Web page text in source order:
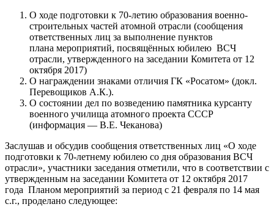
О ходе подготовки к 70-летию образования военно-
строительных частей атомной отрасли (сообщения
ответственных лиц за выполнение пунктов
плана мероприятий, посвящённых юбилею ВСЧ
отрасли, утвержденного на заседании Комитета от 12
октября 2017)
О награждении знаками отличия ГК «Росатом» (докл.
Перевощиков А.К.).
О состоянии дел по возведению памятника курсанту
военного училища атомного проекта СССР
(информация — В.Е. Чеканова)
Заслушав и обсудив сообщения ответственных лиц «О ходе
подготовки к 70-летнему юбилею со дня образования ВСЧ
отрасли», участники заседания отметили, что в соответствии с
утвержденным на заседании Комитета от 12 октября 2017
года Планом мероприятий за период с 21 февраля по 14 мая
с.г., проделано следующее: